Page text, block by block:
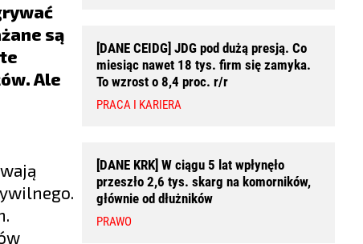
są
Ale
[DANE CEIDG] JDG pod dużą presją. Co
miesiąc nawet 18 tys. firm się zamyka.
To wzrost o 8,4 proc. r/r
PRACA I KARIERA
[DANE KRK] W ciągu 5 lat wpłynęło
przeszło 2,6 tys. skarg na komorników,
głównie od dłużników
PRAWO